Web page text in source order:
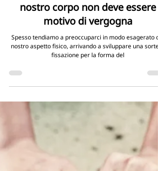
nostro corpo non deve essere
motivo di vergogna
Spesso tendiamo a preoccuparci in modo esagerato
nostro aspetto fisico, arrivando a sviluppare una sorte